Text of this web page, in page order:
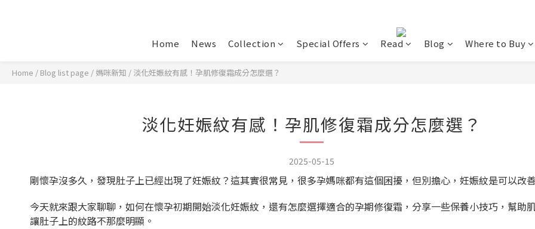
Home News Collection Special Offers Read Blog Where to Buy
Home / Blog list page / 媽咪新知 / 淡化妊娠紋有感！孕肌修復霜成分怎麼選？
淡化妊娠紋有感！孕肌修復霜成分怎麼選？
2025-05-15
剛懷孕沒多久，發現肚子上已經出現了妊娠紋？這其實很常見，很多孕媽咪都有這個困擾，但別擔心，妊娠紋是可以改善
今天就來跟大家聊聊，如何在懷孕初期開始淡化妊娠紋，還有怎麼選擇適合的孕期修復霜，分享一些保養小技巧，幫助
讓肚子上的紋路不那麼明顯。